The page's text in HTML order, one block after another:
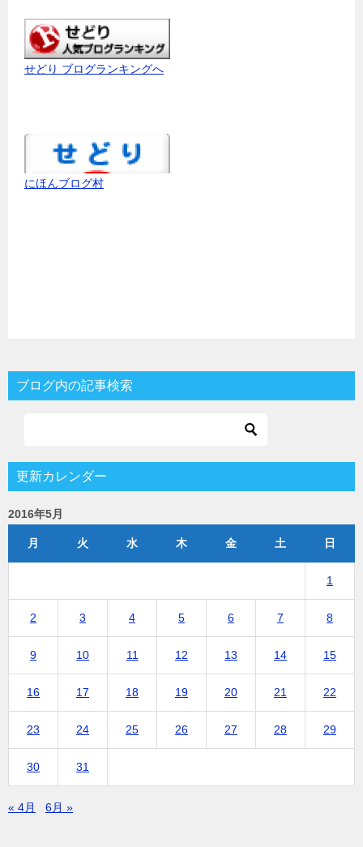
せどり ブログランキングへ
にほんブログ村
ブログ内の記事検索
更新カレンダー
2016年5月
月 火 水 木 金 土 日
1
2 3 4 5 6 7 8
9 10 11 12 13 14 15
16 17 18 19 20 21 22
23 24 25 26 27 28 29
30 31
« 4月 6月 »